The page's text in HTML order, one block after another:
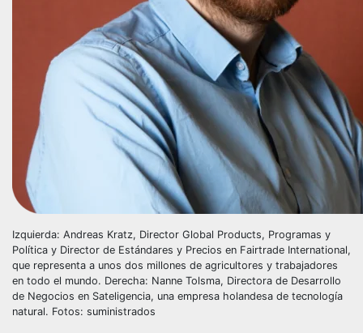
Izquierda: Andreas Kratz, Director Global Products, Programas y
Política y Director de Estándares y Precios en Fairtrade International,
que representa a unos dos millones de agricultores y trabajadores
en todo el mundo. Derecha: Nanne Tolsma, Directora de Desarrollo
de Negocios en Sateligencia, una empresa holandesa de tecnología
natural. Fotos: suministrados